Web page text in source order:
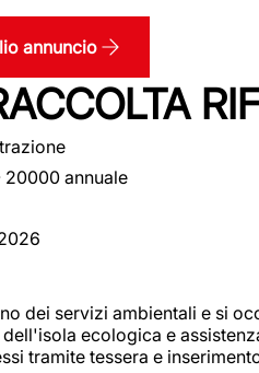
annuncio
20000 annuale
dei servizi ambientali e si
ecologica e
tramite tessera e